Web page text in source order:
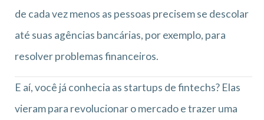
de cada vez menos as pessoas precisem se descolar
até suas agências bancárias, por exemplo, para
resolver problemas financeiros.
E aí, você já conhecia as startups de fintechs? Elas
vieram para revolucionar o mercado e trazer uma